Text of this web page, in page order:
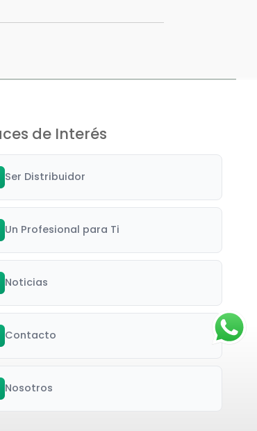
de Interés
Ser Distribuidor
Un Profesional para Ti
Noticias
Contacto
Nosotros